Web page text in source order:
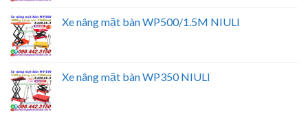
Xe nâng mặt bàn WP500/1.5M NIULI
Xe nâng mặt bàn WP350 NIULI